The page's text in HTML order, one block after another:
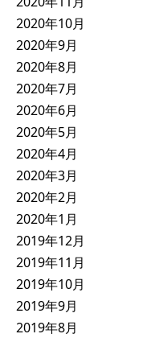
2020年10月
2020年9月
2020年8月
2020年7月
2020年6月
2020年5月
2020年4月
2020年3月
2020年2月
2020年1月
2019年12月
2019年11月
2019年10月
2019年9月
2019年8月